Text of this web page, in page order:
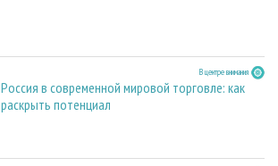
В центре внимания
Россия в современной мировой торговле: как
раскрыть потенциал